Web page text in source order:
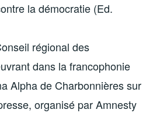
la démocratie (Ed.
régional des
dans la francophonie
Alpha de Charbonnières sur
organisé par Amnesty